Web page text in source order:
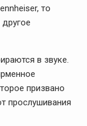
то
в звуке.
призвано
прослушивания